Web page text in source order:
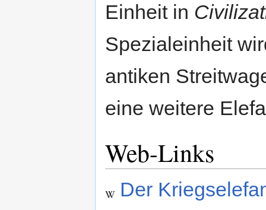
Einheit in
Spezialeinheit
antiken
eine weitere
Web-Links
Der